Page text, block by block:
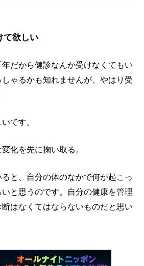
て欲しい
だから健診なんか受けなくてもい
ゃるかも知れませんが、やはり受
です。
化を先に掬い取る。
と、自分の体のなかで何が起こっ
と思うのです。自分の健康を管理
はなくてはならないものだと思い